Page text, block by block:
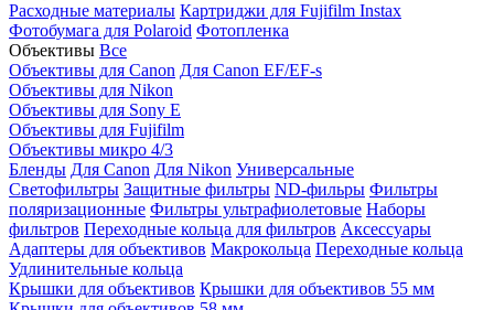
Расходные материалы Картриджи для Fujifilm Instax
Фотобумага для Polaroid Фотопленка
Объективы Все
Объективы для Canon Для Canon EF/EF-s
Объективы для Nikon
Объективы для Sony E
Объективы для Fujifilm
Объективы микро 4/3
Бленды Для Canon Для Nikon Универсальные
Светофильтры Защитные фильтры ND-фильры Фильтры
поляризационные Фильтры ультрафиолетовые Наборы
фильтров Переходные кольца для фильтров Аксессуары
Адаптеры для объективов Макрокольца Переходные кольца
Удлинительные кольца
Крышки для объективов Крышки для объективов 55 мм